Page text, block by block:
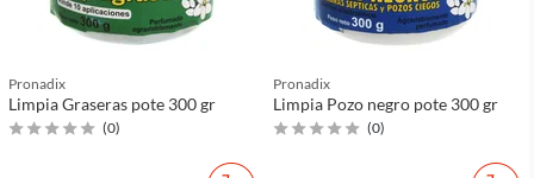
Pronadix
Limpia Graseras pote 300 gr
(0)
Pronadix
Limpia Pozo negro pote 300 gr
(0)